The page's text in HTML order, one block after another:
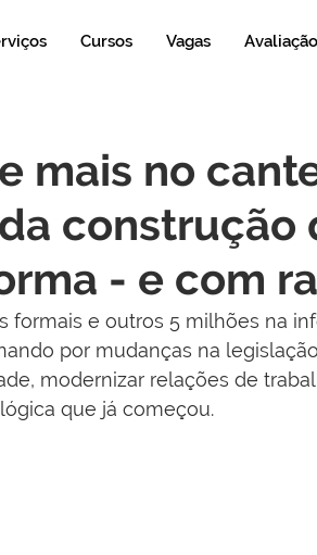
Cursos Vagas
mais no
construção
- e com
formais e outros 5 milhões na
por mudanças na
modernizar relações de
que já começou.